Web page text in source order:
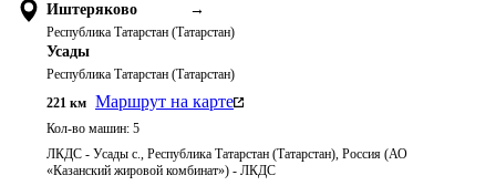
Иштеряково →
Республика Татарстан (Татарстан)
Усады
Республика Татарстан (Татарстан)
221 км Маршрут на карте
Кол-во машин: 5
ЛКДС - Усады с., Республика Татарстан (Татарстан), Россия (АО
«Казанский жировой комбинат») - ЛКДС